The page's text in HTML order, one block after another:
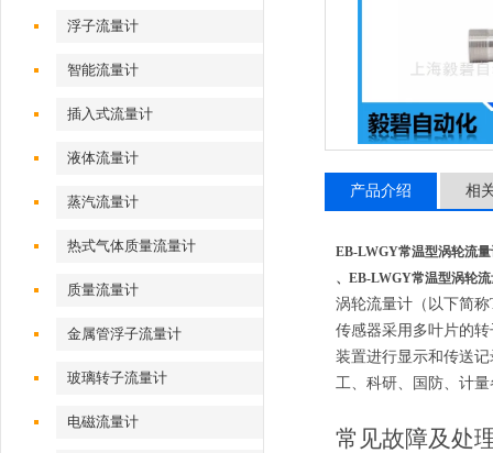
浮子流量计
智能流量计
插入式流量计
液体流量计
蒸汽流量计
热式气体质量流量计
质量流量计
金属管浮子流量计
玻璃转子流量计
电磁流量计
产品介绍 相
EB-LWGY常温型涡轮流量
、 EB-LWGY常温型涡轮
涡轮流量计（以下简
传感器采用多叶片的
装置进行显示和传送
工、科研、国防、计
常见故障及处